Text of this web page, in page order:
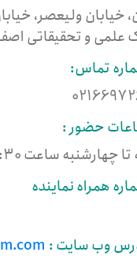
ولیعصر، خیابان بزرگمهر،
و تحقیقاتی
تماس:
حضور :
ساعت 08:30 تا 16:00
همراه نماینده
وب سایت :